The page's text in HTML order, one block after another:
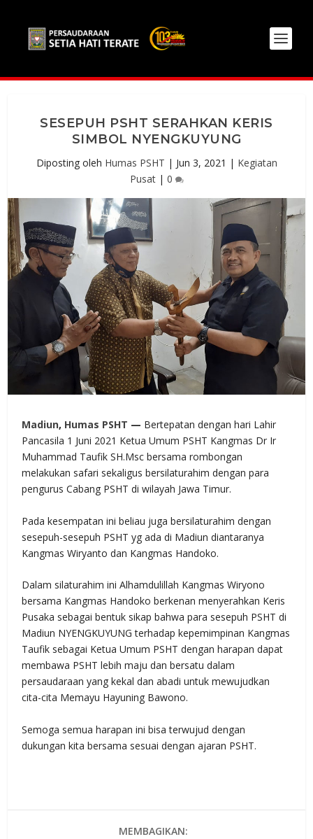
SESEPUH PSHT SERAHKAN KERIS
SIMBOL NYENGKUYUNG
Diposting oleh Humas PSHT | Jun 3, 2021 | Kegiatan
Pusat| 0
Madiun, Humas PSHT — Bertepatan dengan hari Lahir
Pancasila 1 Juni 2021 Ketua Umum PSHT Kangmas Dr Ir
Muhammad Taufik SH.Msc bersama rombongan
melakukan safari sekaligus bersilaturahim dengan para
pengurus Cabang PSHT di wilayah Jawa Timur.
Pada kesempatan ini beliau juga bersilaturahim dengan
sesepuh-sesepuh PSHT yg ada di Madiun diantaranya
Kangmas Wiryanto dan Kangmas Handoko.
Dalam silaturahim ini Alhamdulillah Kangmas Wiryono
bersama Kangmas Handoko berkenan menyerahkan Keris
Pusaka sebagai bentuk sikap bahwa para sesepuh PSHT di
Madiun NYENGKUYUNG terhadap kepemimpinan Kangmas
Taufik sebagai Ketua Umum PSHT dengan harapan dapat
membawa PSHT lebih maju dan bersatu dalam
persaudaraan yang kekal dan abadi untuk mewujudkan
cita-cita Memayu Hayuning Bawono.
Semoga semua harapan ini bisa terwujud dengan
dukungan kita bersama sesuai dengan ajaran PSHT.
MEMBAGIKAN: